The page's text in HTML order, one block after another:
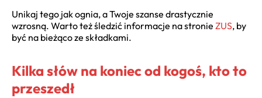
Unikaj tego jak ognia, a Twoje szanse drastycznie
wzrosną. Warto też śledzić informacje na stronie ZUS, by
być na bieżąco ze składkami.
Kilka słów na koniec od kogoś, kto to
przeszedł